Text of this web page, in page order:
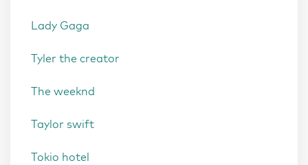
Lady Gaga
Tyler the creator
The weeknd
Taylor swift
Tokio hotel